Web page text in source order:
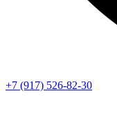
+7 (917) 526-82-30